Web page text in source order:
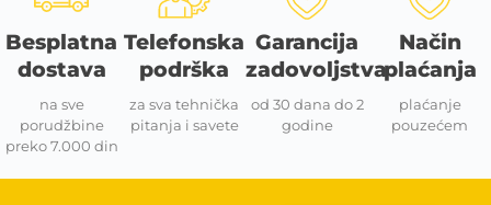
Besplatna
dostava
na sve
porudžbine
preko 7.000 din
Telefonska
podrška
za sva tehnička
pitanja i savete
Garancija
zadovoljstva
od 30 dana do 2
godine
Način
plaćanja
plaćanje
pouzećem